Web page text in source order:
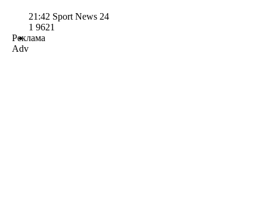
21:42 Sport News 24
1 9621
Реклама
Adv